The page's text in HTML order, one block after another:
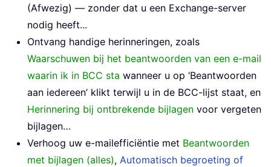
(Afwezig) — zonder dat u een Exchange-server
nodig heeft...
Ontvang handige herinneringen, zoals
Waarschuwen bij het beantwoorden van een e-mail
waarin ik in BCC sta wanneer u op ‘Beantwoorden
aan iedereen’ klikt terwijl u in de BCC-lijst staat, en
Herinnering bij ontbrekende bijlagen voor vergeten
bijlagen…
Verhoog uw e-mailefficiëntie met Beantwoorden
met bijlagen (alles), Automatisch begroeting of